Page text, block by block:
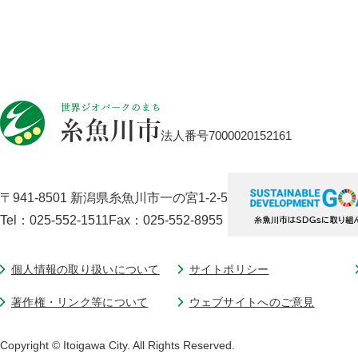
法人番号7000020152161
〒941-8501 新潟県糸魚川市一の宮1-2-5
Tel：025-552-1511Fax：025-552-8955
個人情報の取り扱いについて サイトポリシー
著作権・リンク等について ウェブサイトへのご意見
Copyright © Itoigawa City. All Rights Reserved.